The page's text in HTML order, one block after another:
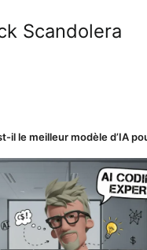
Scandolera
il le meilleur modèle d’IA